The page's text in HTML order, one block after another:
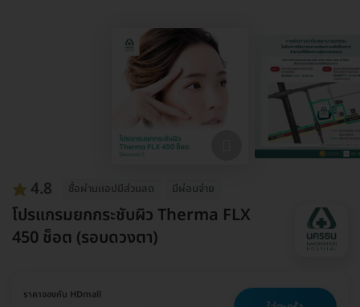
4.8 ซื้อผ่านเเอปมีส่วนลด มีผ่อนจ่าย
โปรแกรมยกกระชับผิว Therma FLX
450 ช็อต (รอบดวงตา)
ราคาจองกับ HDmall